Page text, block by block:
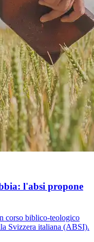
l'absi propone
corso biblico-teologico
Svizzera italiana (ABSI).